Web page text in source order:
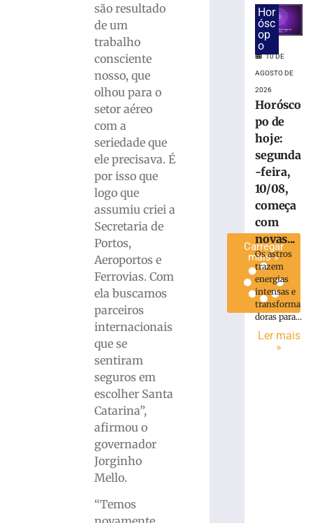
são resultado
de um
trabalho
consciente
nosso, que
olhou para o
setor aéreo
com a
seriedade que
ele precisava. É
por isso que
logo que
assumiu criei a
Secretaria de
Portos,
Aeroportos e
Ferrovias. Com
ela buscamos
parceiros
internacionais
que se
sentiram
seguros em
escolher Santa
Catarina”,
afirmou o
governador
Jorginho
Mello.
“Temos
história
show
banda
Cachorro
Grande
Carregar
mais »
Hor
ósc
op
o
10 DE
AGOSTO DE
2026
Horósco
po de
hoje:
segunda
-feira,
10/08,
começa
com
novas...
Os astros
trazem
energias
intensas e
transforma
doras para...
Ler mais
»